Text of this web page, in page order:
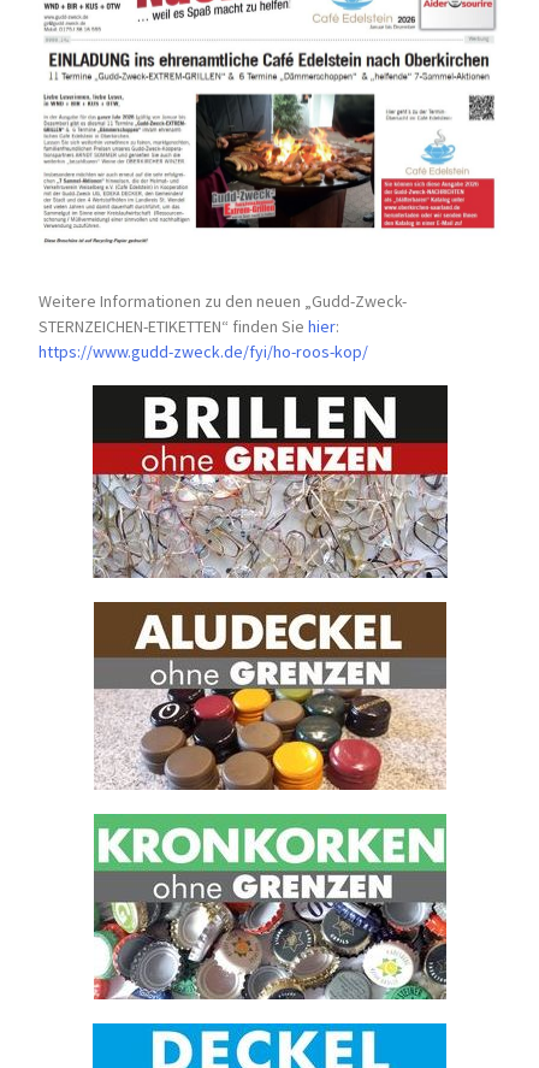
Weitere Informationen zu den neuen „Gudd-Zweck-
STERNZEICHEN-ETIKETTEN“ finden Siehier:
https://www.gudd-zweck.de/fyi/ho-roos-kop/